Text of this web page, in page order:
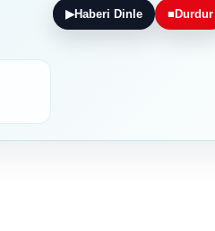
▶Haberi Dinle ■ Durdur